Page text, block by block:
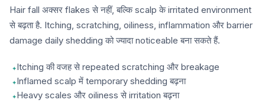
Hair fall अक्सर flakes से नहीं, बल्कि scalp के irritated environment
से बढ़ता है. Itching, scratching, oiliness, inflammation और barrier
damage daily shedding को ज्यादा noticeable बना सकते हैं.
Itching की वजह से repeated scratching और breakage
Inflamed scalp में temporary shedding बढ़ना
Heavy scales और oiliness से irritation बढ़ना